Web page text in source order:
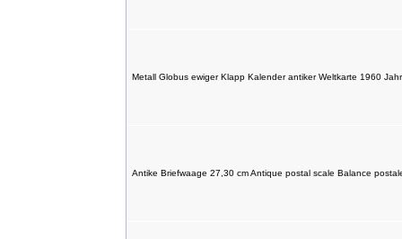
Metall Globus ewiger Klapp Kalender antiker Weltkarte 1960
Antike Briefwaage 27,30 cm Antique postal scale Balance